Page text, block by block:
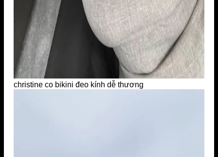
christine co bikini đeo kính dễ thương